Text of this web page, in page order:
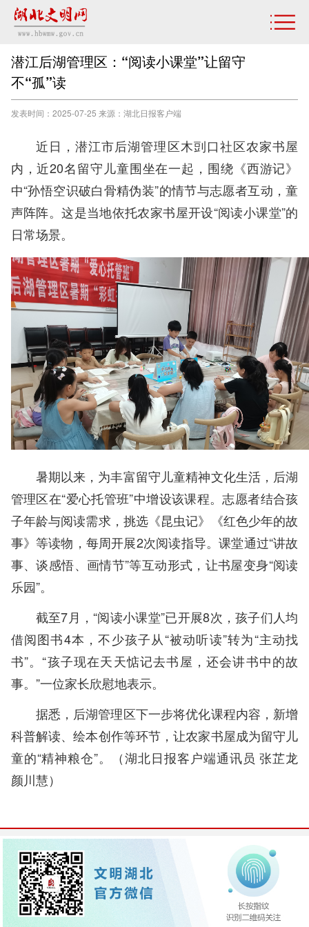
潜江后湖管理区：“阅读小课堂”让留守
不“孤”读
发表时间：2025-07-25 来源：湖北日报客户端
近日，潜江市后湖管理区木剅口社区农家书屋
内，近20名留守儿童围坐在一起，围绕《西游记》
中“孙悟空识破白骨精伪装”的情节与志愿者互动，童
声阵阵。这是当地依托农家书屋开设“阅读小课堂”的
日常场景。
暑期以来，为丰富留守儿童精神文化生活，后湖
管理区在“爱心托管班”中增设该课程。志愿者结合孩
子年龄与阅读需求，挑选《昆虫记》《红色少年的故
事》等读物，每周开展2次阅读指导。课堂通过“讲故
事、谈感悟、画情节”等互动形式，让书屋变身“阅读
乐园”。
截至7月，“阅读小课堂”已开展8次，孩子们人均
借阅图书4本，不少孩子从“被动听读”转为“主动找
书”。“孩子现在天天惦记去书屋，还会讲书中的故
事。”一位家长欣慰地表示。
据悉，后湖管理区下一步将优化课程内容，新增
科普解读、绘本创作等环节，让农家书屋成为留守儿
童的“精神粮仓”。（湖北日报客户端通讯员 张芷龙
颜川慧）